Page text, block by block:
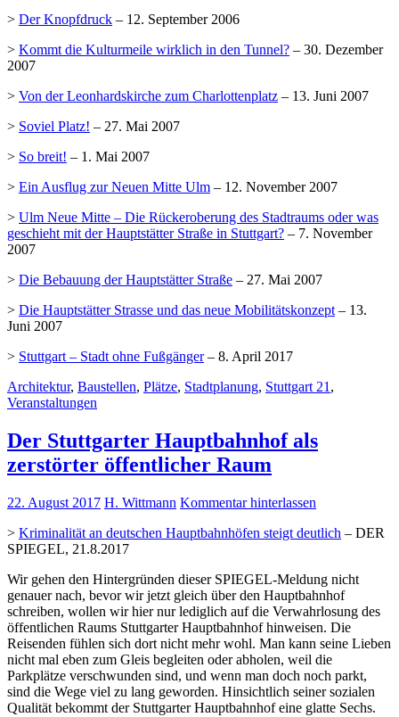
> Der Knopfdruck – 12. September 2006
> Kommt die Kulturmeile wirklich in den Tunnel? – 30. Dezember
2007
> Von der Leonhardskirche zum Charlottenplatz – 13. Juni 2007
> Soviel Platz! – 27. Mai 2007
> So breit! – 1. Mai 2007
> Ein Ausflug zur Neuen Mitte Ulm – 12. November 2007
> Ulm Neue Mitte – Die Rückeroberung des Stadtraums oder was
geschieht mit der Hauptstätter Straße in Stuttgart? – 7. November
2007
> Die Bebauung der Hauptstätter Straße – 27. Mai 2007
> Die Hauptstätter Strasse und das neue Mobilitätskonzept – 13.
Juni 2007
> Stuttgart – Stadt ohne Fußgänger– 8. April 2017
Architektur, Baustellen, Plätze, Stadtplanung, Stuttgart 21 ,
Veranstaltungen
Der Stuttgarter Hauptbahnhof als
zerstörter öffentlicher Raum
22. August 2017 H. Wittmann Kommentar hinterlassen
> Kriminalität an deutschen Hauptbahnhöfen steigt deutlich – DER
SPIEGEL, 21.8.2017
Wir gehen den Hintergründen dieser SPIEGEL-Meldung nicht
genauer nach, bevor wir jetzt gleich über den Hauptbahnhof
schreiben, wollen wir hier nur lediglich auf die Verwahrlosung des
öffentlichen Raums Stuttgarter Hauptbahnhof hinweisen. Die
Reisenden fühlen sich dort nicht mehr wohl. Man kann seine Lieben
nicht mal eben zum Gleis begleiten oder abholen, weil die
Parkplätze verschwunden sind, und wenn man doch noch parkt,
sind die Wege viel zu lang geworden. Hinsichtlich seiner sozialen
Qualität bekommt der Stuttgarter Hauptbahnhof eine glatte Sechs.